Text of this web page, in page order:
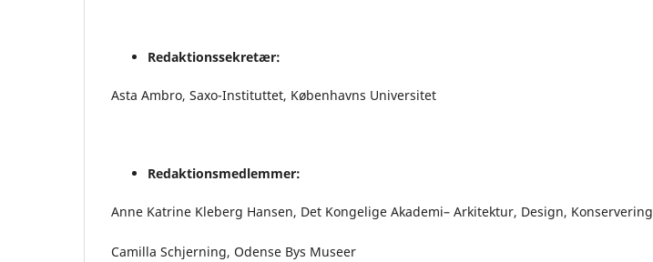
Redaktionssekretær:
Asta Ambro, Saxo-Instituttet, Københavns Universitet
Redaktionsmedlemmer:
Anne Katrine Kleberg Hansen, Det Kongelige Akademi– Arkitektur, Design, Konservering
Camilla Schjerning, Odense Bys Museer